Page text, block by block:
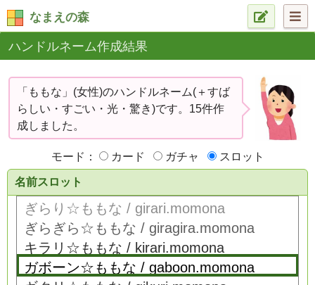
なまえの森
ハンドルネーム作成結果
「ももな」(女性)のハンドルネーム(＋すば
らしい・すごい・光・驚き)です。15件作
成しました。
モード： カード ガチャ スロット
名前スロット